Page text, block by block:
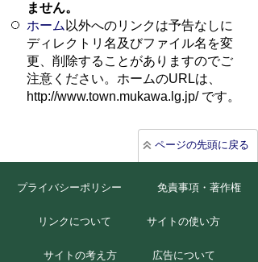
ません。
ホーム 以外へのリンクは予告なしに
ディレクトリ名及びファイル名を変
更、削除することがありますのでご
注意ください。ホームのURLは、
http://www.town.mukawa.lg.jp/ です。
ページの先頭に戻る
プライバシーポリシー 免責事項・著作権
リンクについて サイトの使い方
サイトの考え方 広告について